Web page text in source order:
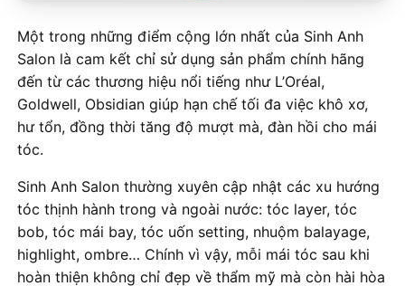
Một trong những điểm cộng lớn nhất của Sinh Anh
Salon là cam kết chỉ sử dụng sản phẩm chính hãng
đến từ các thương hiệu nổi tiếng như L’Oréal,
Goldwell, Obsidian giúp hạn chế tối đa việc khô xơ,
hư tổn, đồng thời tăng độ mượt mà, đàn hồi cho mái
tóc.
Sinh Anh Salon thường xuyên cập nhật các xu hướng
tóc thịnh hành trong và ngoài nước: tóc layer, tóc
bob, tóc mái bay, tóc uốn setting, nhuộm balayage,
highlight, ombre… Chính vì vậy, mỗi mái tóc sau khi
hoàn thiện không chỉ đẹp về thẩm mỹ mà còn hài hòa